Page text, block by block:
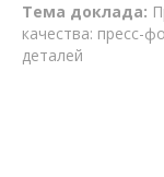
Тема доклада:
качества: пресс-
деталей